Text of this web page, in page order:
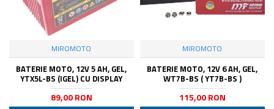
MIROMOTO
BATERIE MOTO, 12V 5 AH, GEL,
YTX5L-BS (IGEL) CU DISPLAY
89,00 RON
MIROMOTO
BATERIE MOTO, 12V 6 AH, GEL,
WT7B-BS ( YT7B-BS )
115,00 RON